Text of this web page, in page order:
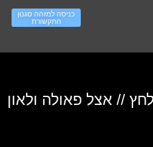
כניסה למזהה סגנון
התקשורת
// אצל פאולה ולאון